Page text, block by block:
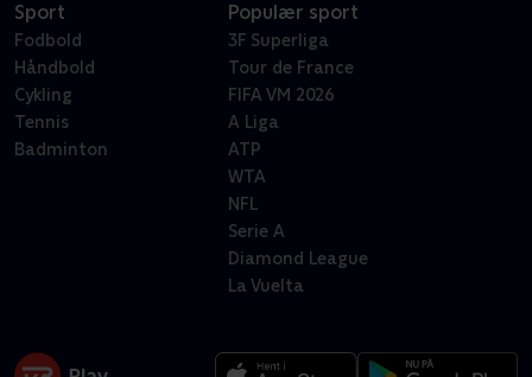
Sport
Fodbold
Håndbold
Cykling
Tennis
Badminton
Populær sport
3F Superliga
Tour de France
FIFA VM 2026
A Liga
ATP
WTA
NFL
Serie A
Diamond League
La Vuelta